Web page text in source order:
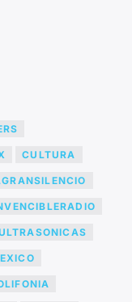
CULTURA